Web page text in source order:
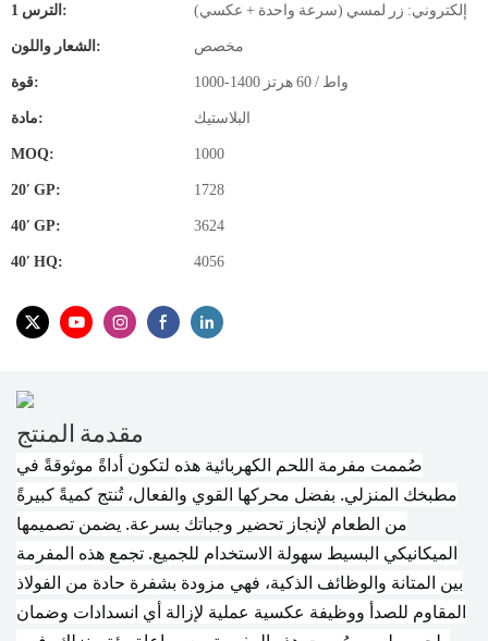
الترس 1: إلكتروني: زر لمسي (سرعة واحدة + عكسي)
الشعار واللون: مخصص
قوة: 1000-1400 واط / 60 هرتز
مادة: البلاستيك
MOQ: 1000
20′ GP: 1728
40′ GP: 3624
40′ HQ: 4056
مقدمة المنتج
صُممت مفرمة اللحم الكهربائية هذه لتكون أداةً موثوقةً في
مطبخك المنزلي. بفضل محركها القوي والفعال، تُنتج كميةً كبيرةً
من الطعام لإنجاز تحضير وجباتك بسرعة. يضمن تصميمها
الميكانيكي البسيط سهولة الاستخدام للجميع. تجمع هذه المفرمة
بين المتانة والوظائف الذكية، فهي مزودة بشفرة حادة من الفولاذ
المقاوم للصدأ ووظيفة عكسية عملية لإزالة أي انسدادات وضمان